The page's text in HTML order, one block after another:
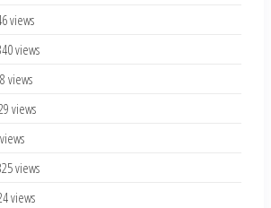
views
views
views
views
views
views